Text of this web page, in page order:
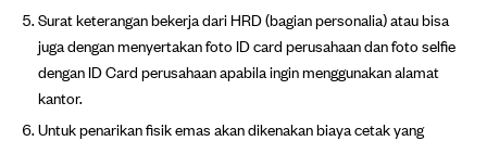
Surat keterangan bekerja dari HRD (bagian personalia) atau bisa
juga dengan menyertakan foto ID card perusahaan dan foto selfie
dengan ID Card perusahaan apabila ingin menggunakan alamat
kantor.
Untuk penarikan fisik emas akan dikenakan biaya cetak yang